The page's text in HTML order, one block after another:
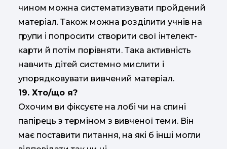
чином можна систематизувати пройдений
матеріал. Також можна розділити учнів на
групи і попросити створити свої інтелект-
карти й потім порівняти. Така активність
навчить дітей системно мислити і
упорядковувати вивчений матеріал.
19. Хто/що я?
Охочим ви фіксуєте на лобі чи на спині
папірець з терміном з вивченої теми. Він
має поставити питання, на які б інші могли